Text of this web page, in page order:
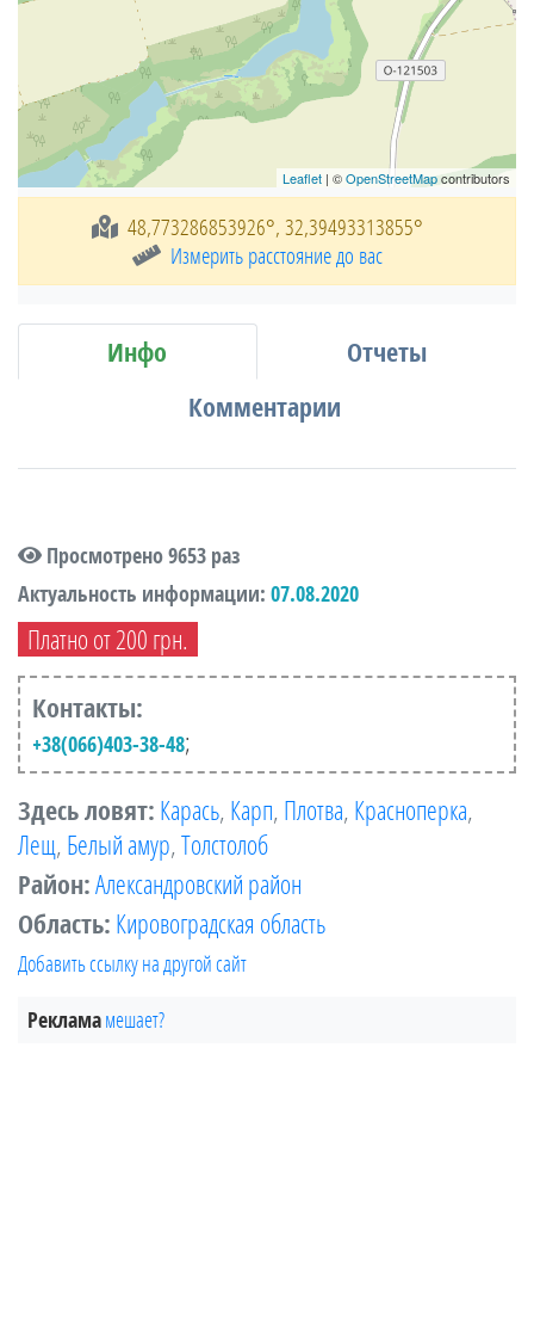
Leaflet | ©OpenStreetMapcontributors
48,773286853926°, 32,39493313855°
Измерить расстояние до вас
Инфо
Отчеты
Комментарии
Просмотрено 9653 раз
Актуальность информации: 07.08.2020
Платно от 200 грн.
Контакты:
+38(066)403-38-48;
Здесь ловят:Карась,Карп,Плотва,Красноперка,
Лещ,Белый амур,Толстолоб
Район:Александровский район
Область:Кировоградская область
Добавить ссылку на другой сайт
Рекламамешает?